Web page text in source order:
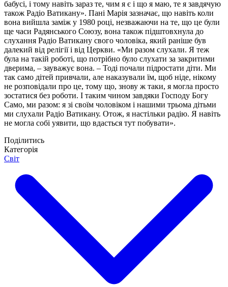
бабусі, і тому навіть зараз те, чим я є і що я маю, те я завдячую
також Радіо Ватикану». Пані Марія зазначає, що навіть коли
вона вийшла заміж у 1980 році, незважаючи на те, що це були
ще часи Радянського Союзу, вона також підштовхнула до
слухання Радіо Ватикану свого чоловіка, який раніше був
далекий від релігії і від Церкви. «Ми разом слухали. Я теж
була на такій роботі, що потрібно було слухати за закритими
дверима, – зауважує вона. – Тоді почали підростати діти. Ми
так само дітей привчали, але наказували їм, щоб ніде, нікому
не розповідали про це, тому що, знову ж таки, я могла просто
зостатися без роботи. І таким чином завдяки Господу Богу
Само, ми разом: я зі своїм чоловіком і нашими трьома дітьми
ми слухали Радіо Ватикану. Отож, я настільки радію. Я навіть
не могла собі уявити, що вдасться тут побувати».
Поділитись
Категорія
Світ